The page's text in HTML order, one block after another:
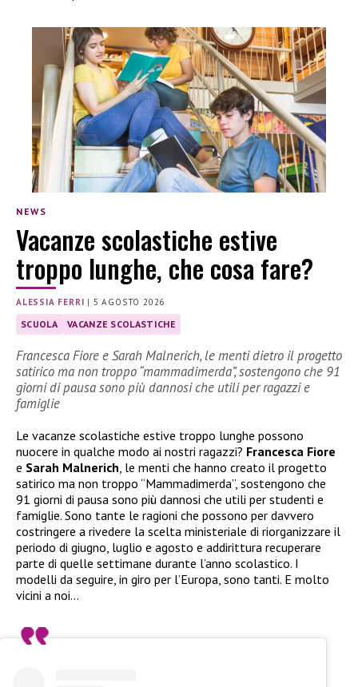
NEWS
Vacanze scolastiche estive
troppo lunghe, che cosa fare?
ALESSIA FERRI | 5 AGOSTO 2026
SCUOLA VACANZE SCOLASTICHE
Francesca Fiore e Sarah Malnerich, le menti dietro il progetto
satirico ma non troppo “mammadimerda”, sostengono che 91
giorni di pausa sono più dannosi che utili per ragazzi e
famiglie
Le vacanze scolastiche estive troppo lunghe possono
nuocere in qualche modo ai nostri ragazzi? Francesca Fiore
e Sarah Malnerich, le menti che hanno creato il progetto
satirico ma non troppo “Mammadimerda”, sostengono che
91 giorni di pausa sono più dannosi che utili per studenti e
famiglie. Sono tante le ragioni che possono per davvero
costringere a rivedere la scelta ministeriale di riorganizzare il
periodo di giugno, luglio e agosto e addirittura recuperare
parte di quelle settimane durante l’anno scolastico. I
modelli da seguire, in giro per l’Europa, sono tanti. E molto
vicini a noi…